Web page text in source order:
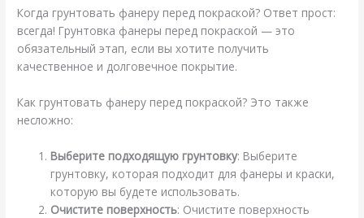
Когда грунтовать фанеру перед покраской? Ответ прост:
всегда! Грунтовка фанеры перед покраской — это
обязательный этап, если вы хотите получить
качественное и долговечное покрытие.
Как грунтовать фанеру перед покраской? Это также
несложно:
Выберите подходящую грунтовку: Выберите
грунтовку, которая подходит для фанеры и краски,
которую вы будете использовать.
Очистите поверхность: Очистите поверхность